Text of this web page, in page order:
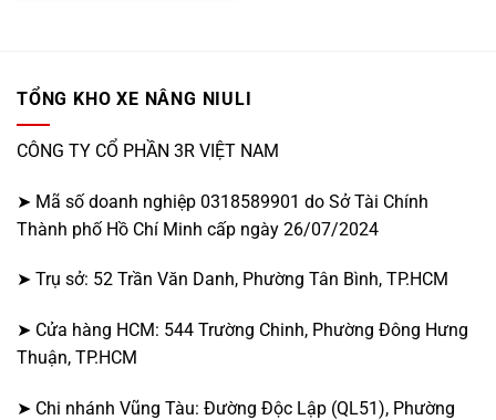
TỔNG KHO XE NÂNG NIULI
CÔNG TY CỔ PHẦN 3R VIỆT NAM
➤ Mã số doanh nghiệp 0318589901 do Sở Tài Chính
Thành phố Hồ Chí Minh cấp ngày 26/07/2024
➤ Trụ sở: 52 Trần Văn Danh, Phường Tân Bình, TP.HCM
➤ Cửa hàng HCM: 544 Trường Chinh, Phường Đông Hưng
Thuận, TP.HCM
➤ Chi nhánh Vũng Tàu: Đường Độc Lập (QL51), Phường